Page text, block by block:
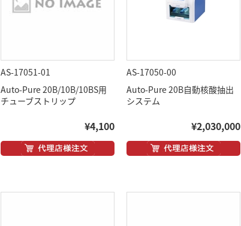
AS-17051-01
Auto-Pure 20B/10B/10BS用
チューブストリップ
¥4,100
AS-17050-00
Auto-Pure 20B自動核酸抽出
システム
¥2,030,000